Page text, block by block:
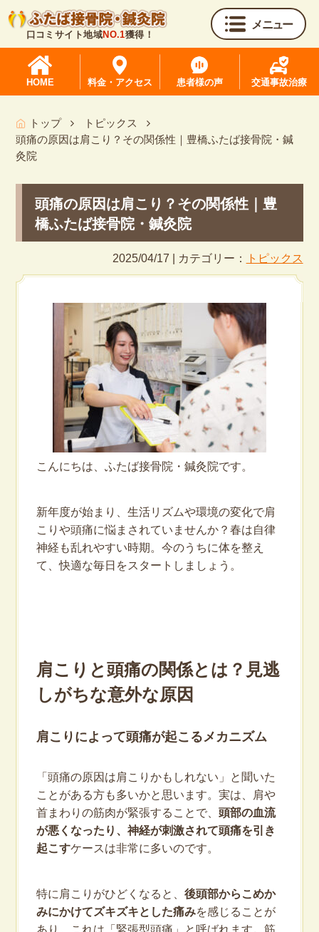
口コミサイト地域NO.1獲得！
メニュー
HOME 料金・アクセス 患者様の声 交通事故治療
トップ
トピックス
頭痛の原因は肩こり？その関係性｜豊橋ふたば接骨院・鍼
灸院
頭痛の原因は肩こり？その関係性｜豊
橋ふたば接骨院・鍼灸院
2025/04/17 | カテゴリー： トピックス
こんにちは、ふたば接骨院・鍼灸院です。
新年度が始まり、生活リズムや環境の変化で肩
こりや頭痛に悩まされていませんか？春は自律
神経も乱れやすい時期。今のうちに体を整え
て、快適な毎日をスタートしましょう。
肩こりと頭痛の関係とは？見逃
しがちな意外な原因
肩こりによって頭痛が起こるメカニズム
「頭痛の原因は肩こりかもしれない」と聞いた
ことがある方も多いかと思います。実は、肩や
首まわりの筋肉が緊張することで、 頭部の血流
が悪くなったり、神経が刺激されて頭痛を引き
起こすケースは非常に多いのです。
特に肩こりがひどくなると、 後頭部からこめか
みにかけてズキズキとした痛みを感じることが
あり、これは「緊張型頭痛」と呼ばれます。筋